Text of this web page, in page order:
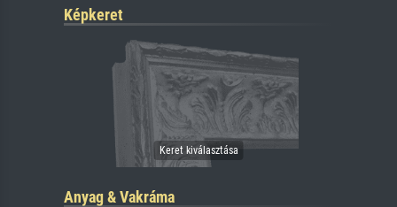
Képkeret
Anyag & Vakráma